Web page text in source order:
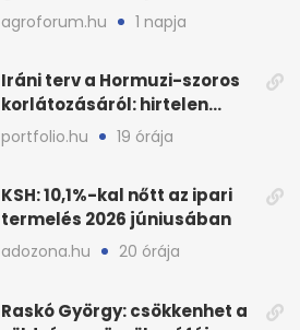
megoldásokat keres a
mezőgazdaság
agroforum.hu 1 napja
Iráni terv a Hormuzi-szoros
korlátozásáról: hirtelen
megugrott az olajár
portfolio.hu 19 órája
KSH: 10,1%-kal nőtt az ipari
termelés 2026 júniusában
adozona.hu 20 órája
Raskó György: csökkenhet a